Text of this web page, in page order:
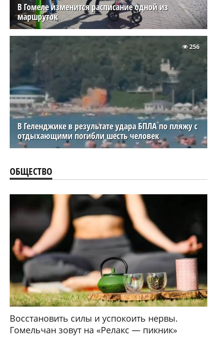
В Гомеле изменится расписание одной из
маршруток
В Геленджике в результате удара БПЛА по пляжу с
отдыхающими погибли шесть человек
256
ОБЩЕСТВО
Восстановить силы и успокоить нервы.
Гомельчан зовут на «Релакс — пикник»